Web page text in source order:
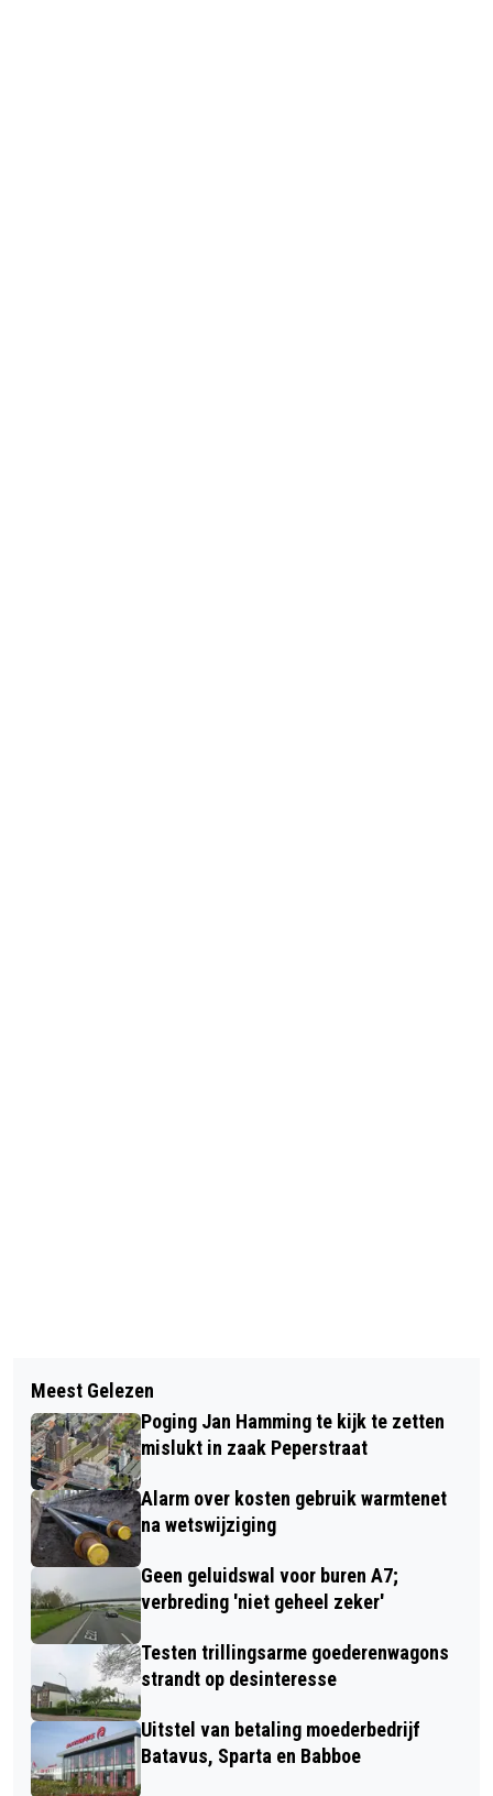
LEZING OVER BURCHT-CARILLON;
INZAMELING VOOR EXTRA KLOKKEN
POPPENTHEATER DOOR BEWONERS
AZC BIJ DE FRONIK BUURTBOERDERIJ
Meest Gelezen
Poging Jan Hamming te kijk te zetten
mislukt in zaak Peperstraat
Alarm over kosten gebruik warmtenet
na wetswijziging
Geen geluidswal voor buren A7;
verbreding 'niet geheel zeker'
Testen trillingsarme goederenwagons
strandt op desinteresse
Uitstel van betaling moederbedrijf
Batavus, Sparta en Babboe